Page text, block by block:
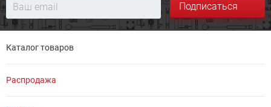
Подписаться
Каталог товаров
Распродажа